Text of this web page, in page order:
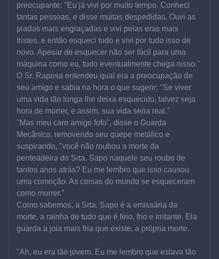
preocupante: "Eu já vivi por muito tempo. Conheci
tantas pessoas, e disse muitas despedidas. Ouvi as
piadas mais engraçadas e vivi pelas eras mais
tristes, e então esqueci tudo e vivi por tudo isso de
novo. Apesar de esquecer não ser fácil para uma
máquina como eu, tudo eventualmente chega nisso."
O Sr. Raposa entendeu qual era a preocupação de
seu amigo e sabia na hora o que sugerir: "Se viver
uma vida tão longa lhe deixa esquecido, talvez seja
hora de morrer, e assim, sua vida seria real."
"Mas meu caro amigo fofo", disse o Guarda
Mecânico, removendo seu quepe metálico e
suspirando, "você não roubou a morte da
penteadeira do Srta. Sapo naquele seu roubo de
tantos anos atrás? Eu me lembro que isso causou
uma comoção. As coisas do mundo se esqueceram
como morrer."
Como sabemos, a Srta. Sapo é a emissária da
morte, a rainha de tudo que é feio, frio e irritante. Ela
guarda a joia mais fria que existe, a própria morte.
"Ah, eu era tão jovem. Eu me lembro que estava tão